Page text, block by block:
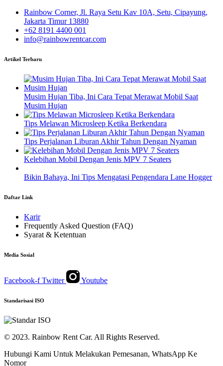
Rainbow Corner, Jl. Raya Setu Kav 10A, Setu, Cipayung,
Jakarta Timur 13880
+62 8191 4400 001
info@rainbowrentcar.com
Artikel Terbaru
Musim Hujan Tiba, Ini Cara Tepat Merawat Mobil Saat
Musim Hujan
Tips Melawan Microsleep Ketika Berkendara
Tips Perjalanan Liburan Akhir Tahun Dengan Nyaman
Kelebihan Mobil Dengan Jenis MPV 7 Seaters
Bikin Bahaya, Ini Tips Mengatasi Pengendara Lane Hogger
Daftar Link
Karir
Frequently Asked Question (FAQ)
Syarat & Ketentuan
Media Sosial
Facebook-f Twitter Youtube
Standarisasi ISO
© 2023. Rainbow Rent Car. All Rights Reserved.
Hubungi Kami Untuk Melakukan Pemesanan, WhatsApp Ke
Nomor